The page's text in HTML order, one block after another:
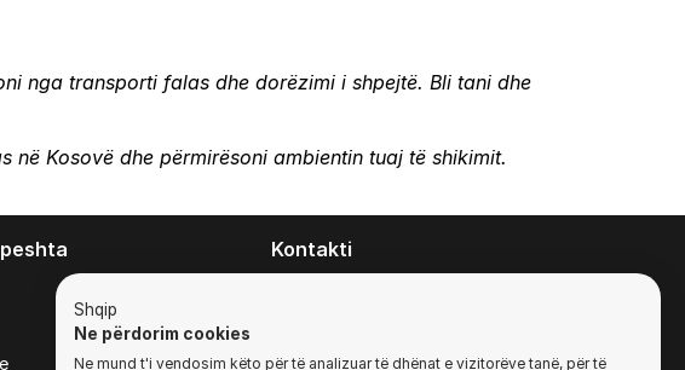
nga transporti falas dhe dorëzimi i shpejtë. Bli tani dhe
Kosovë dhe përmirësoni ambientin tuaj të shikimit.
Kontakti
Shqip
Ne përdorim cookies
Ne mund t'i vendosim këto për të analizuar të dhënat e vizitorëve tanë, për të